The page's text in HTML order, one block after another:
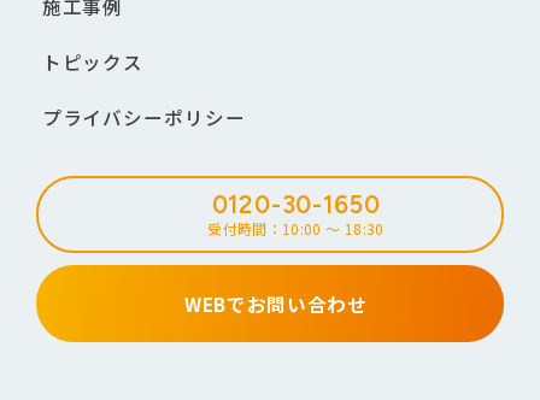
施工事例
トピックス
プライバシーポリシー
0120-30-1650
受付時間：10:00 ～ 18:30
WEBでお問い合わせ